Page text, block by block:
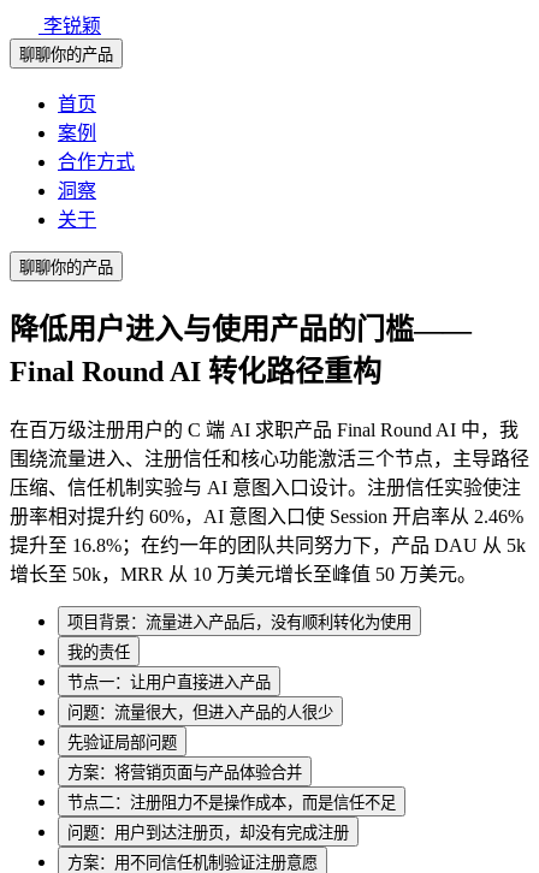
李锐颖
聊聊你的产品
首页
案例
合作方式
洞察
关于
聊聊你的产品
降低用户进入与使用产品的门槛——
Final Round AI 转化路径重构
在百万级注册用户的 C 端 AI 求职产品 Final Round AI 中，我
围绕流量进入、注册信任和核心功能激活三个节点，主导路径
压缩、信任机制实验与 AI 意图入口设计。注册信任实验使注
册率相对提升约 60%，AI 意图入口使 Session 开启率从 2.46%
提升至 16.8%；在约一年的团队共同努力下，产品 DAU 从 5k
增长至 50k，MRR 从 10 万美元增长至峰值 50 万美元。
项目背景：流量进入产品后，没有顺利转化为使用
我的责任
节点一：让用户直接进入产品
问题：流量很大，但进入产品的人很少
先验证局部问题
方案：将营销页面与产品体验合并
节点二：注册阻力不是操作成本，而是信任不足
问题：用户到达注册页，却没有完成注册
方案：用不同信任机制验证注册意愿